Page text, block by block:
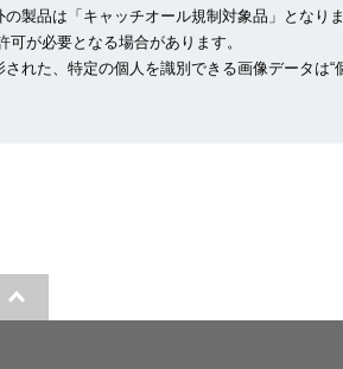
の製品は「キャッチオール規制対象品」とな
可が必要となる場合があります。
れた、特定の個人を識別できる画像データは